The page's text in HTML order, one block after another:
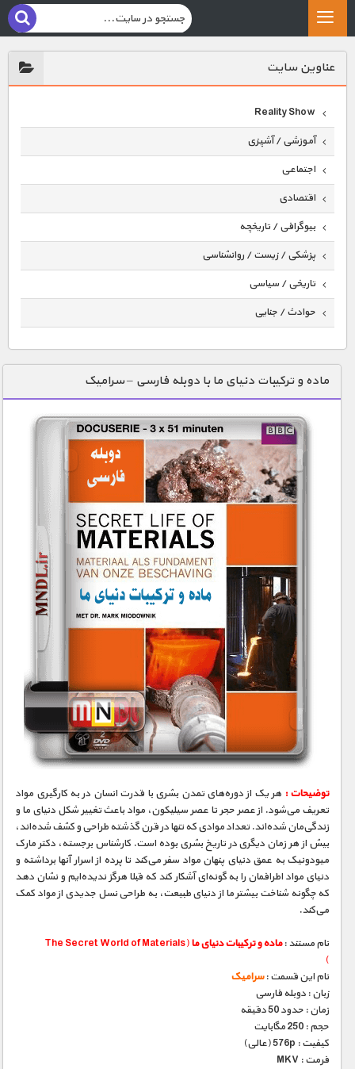
عناوين سايت
Reality Show
آموزشی / آشپزی
اجتماعی
اقتصادی
بیوگرافی / تاریخچه
پزشکی / زیست / روانشناسی
تاریخی / سیاسی
حوادث / جنایی
دنیای خوراکی ها
زمین شناسی / محیط زیست
سازه/ معماری/ مهندسی
سرگرمی
شناخت کودکان
فرهنگ / هنر
کیهان / نجوم
گردشگری
ماورایی
مسابقات / ورزشی
مستند های اختصاصی
ماده و ترکیبات دنیای ما با دوبله فارسی – سرامیک
توضیحات : هر یک از دوره‌های تمدن بشری با قدرت انسان در به کارگیری مواد
تعریف می‌شود. از عصر حجر تا عصر سیلیکون، مواد باعث تغییر شکل دنیای ما و
زندگی‌مان شده‌اند. تعداد موادی که تنها در قرن گذشته طراحی و کشف شده‌اند،
بیش از هر زمان دیگری در تاریخ بشری بوده است. کارشناس برجسته، دکتر مارک
میودونیک به عمق دنیای پنهان مواد سفر می‌کند تا پرده از اسرار آنها برداشته و
دنیای مواد اطرافمان را به گونه‌ای آشکار کند که قبلا هرگز ندیده‌ایم و نشان دهد
که چگونه شناخت بیشتر ما از دنیای طبیعت، به طراحی نسل جدیدی از مواد کمک
می‌کند.
نام مستند :ماده و ترکیبات دنیای ما(The Secret World of Materials
)
نام این قسمت :سرامیک
زبان : دوبله فارسی
زمان : حدود 50 دقیقه
حجم : 250 مگابایت
کیفیت : 576p (عالی)
فرمت : MKV